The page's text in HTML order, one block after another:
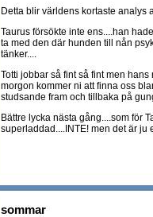
Detta blir världens kortaste analys
Taurus försökte inte ens....han
ta med den där hunden till nån
tänker....
Totti jobbar så fint så fint men
morgon kommer ni att finna oss
studsande fram och tillbaka på
Bättre lycka nästa gång....som för
superladdad....INTE! men det är ju
sommar